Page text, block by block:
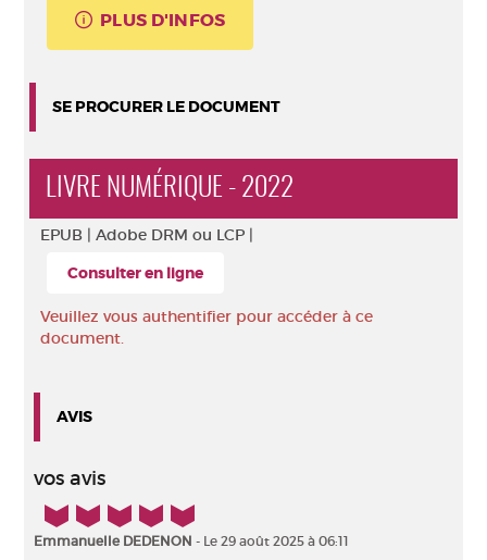
PLUS D'INFOS
SE PROCURER LE DOCUMENT
LIVRE NUMÉRIQUE - 2022
EPUB | Adobe DRM ou LCP |
Consulter en ligne
Veuillez vous authentifier pour accéder à ce
document.
AVIS
vos avis
5/5
Emmanuelle DEDENON - Le 29 août 2025 à 06:11